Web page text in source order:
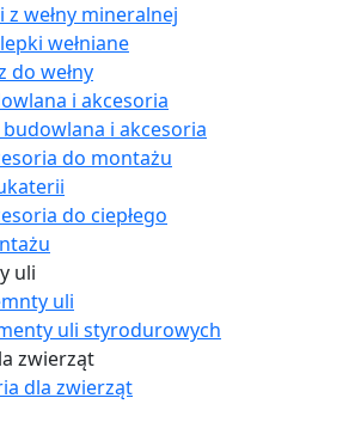
z wełny mineralnej
wełniane
do wełny
i akcesoria
budowlana i akcesoria
do montażu
do ciepłego
uli
uli
uli styrodurowych
zwierząt
dla zwierząt